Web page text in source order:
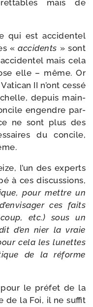
mais de
qui est acci­den­tel
« acci­dents » sont
mais cela
elle – même. Or
II n’ont ces­sé
depuis main­
engendre par­
ne sont plus des
du concile,
l’un des experts
à ces dis­cus­sions,
pour mettre un
ces faits
etc.) sous un
d’en nier la vraie
cela les lunettes
de la réforme
le pré­fet de la
de la Foi, il ne suf­fit